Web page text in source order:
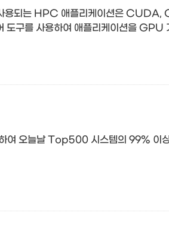
되는 HPC 애플리케이션은
도구를 사용하여 애플리케이션을
늘날 Top500 시스템의 99% 이상